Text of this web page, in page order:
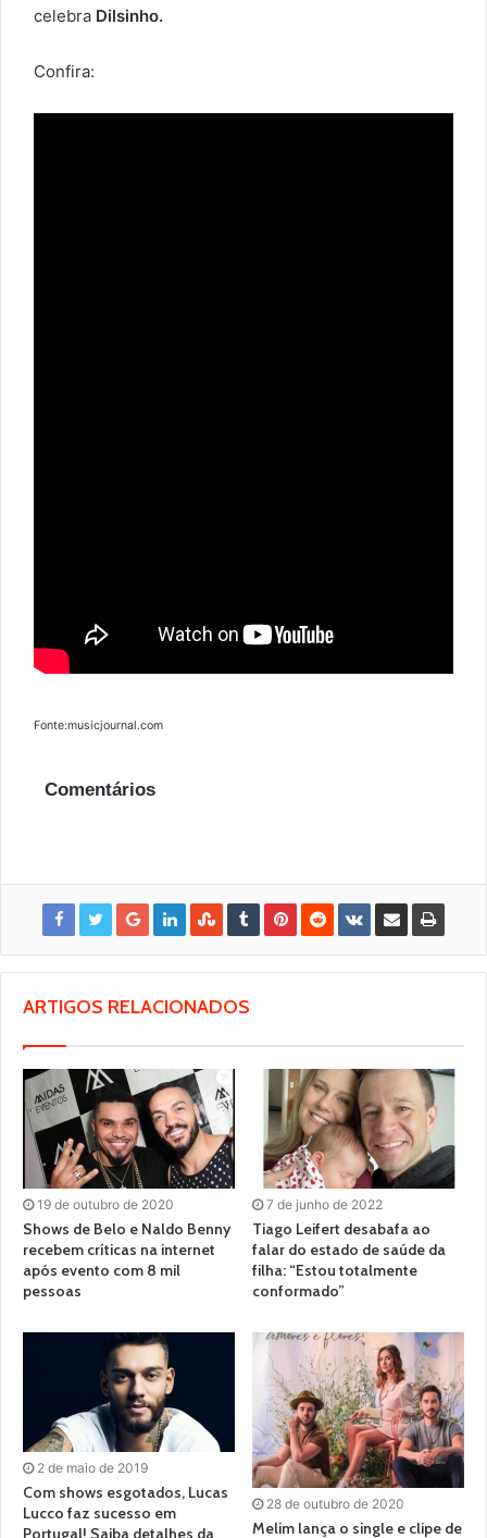
celebra Dilsinho.
Confira:
Fonte:musicjournal.com
Comentários
ARTIGOS RELACIONADOS
19 de outubro de 2020
Shows de Belo e Naldo Benny
recebem críticas na internet
após evento com 8 mil
pessoas
7 de junho de 2022
Tiago Leifert desabafa ao
falar do estado de saúde da
filha: “Estou totalmente
conformado”
2 de maio de 2019
Com shows esgotados, Lucas
Lucco faz sucesso em
Portugal! Saiba detalhes da
28 de outubro de 2020
Melim lança o single e clipe de